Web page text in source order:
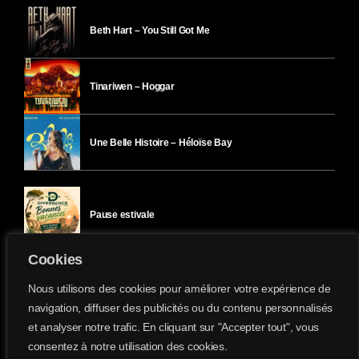
Cookies
Nous utilisons des cookies pour améliorer votre expérience de
navigation, diffuser des publicités ou du contenu personnalisés
et analyser notre trafic. En cliquant sur "Accepter tout", vous
consentez à notre utilisation des cookies.
Beth Hart – You Still Got Me
Tinariwen – Hoggar
Une Belle Histoire – Héloïse Bay
Pause estivale
Ici l’Ombre – mardi 28 juillet